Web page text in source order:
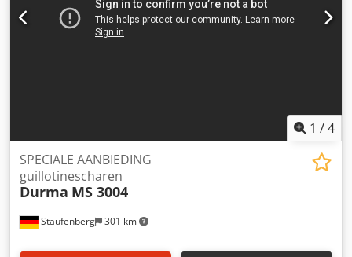
1 /4
Staufenberg 301 km
SPECIALE AANBIEDING
guillotinescharen
Durma MS 3004